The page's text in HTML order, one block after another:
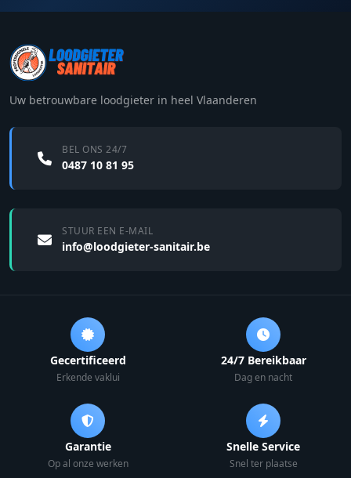
Uw betrouwbare loodgieter in heel Vlaanderen
BEL ONS 24/7
0487 10 81 95
STUUR EEN E-MAIL
info@loodgieter-sanitair.be
Gecertificeerd
Erkende vaklui
24/7 Bereikbaar
Dag en nacht
Garantie
Op al onze werken
Snelle Service
Snel ter plaatse